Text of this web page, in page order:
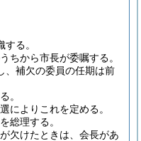
る。
ちから市長が委嘱する。
、補欠の委員の任期は前
。
によりこれを定める。
総理する。
欠けたときは、会長があ